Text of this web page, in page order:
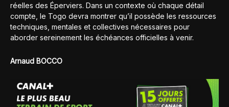
réelles des Éperviers. Dans un contexte où chaque détail
compte, le Togo devra montrer qu’il possède les ressources
techniques, mentales et collectives nécessaires pour
aborder sereinement les échéances officielles à venir.
Arnaud BOCCO